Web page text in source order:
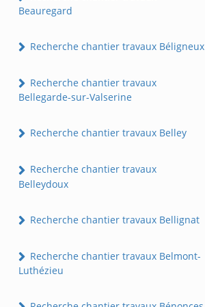
Beauregard
Recherche chantier travaux Béligneux
Recherche chantier travaux
Bellegarde-sur-Valserine
Recherche chantier travaux Belley
Recherche chantier travaux
Belleydoux
Recherche chantier travaux Bellignat
Recherche chantier travaux Belmont-
Luthézieu